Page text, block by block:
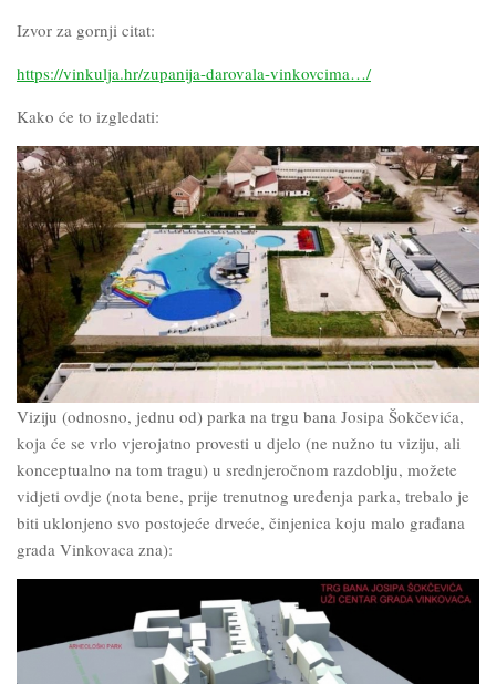
Izvor za gornji citat:
https://vinkulja.hr/zupanija-darovala-vinkovcima…/
Kako će to izgledati:
Viziju (odnosno, jednu od) parka na trgu bana Josipa Šokčevića,
koja će se vrlo vjerojatno provesti u djelo (ne nužno tu viziju, ali
konceptualno na tom tragu) u srednjeročnom razdoblju, možete
vidjeti ovdje (nota bene, prije trenutnog uređenja parka, trebalo je
biti uklonjeno svo postojeće drveće, činjenica koju malo građana
grada Vinkovaca zna):